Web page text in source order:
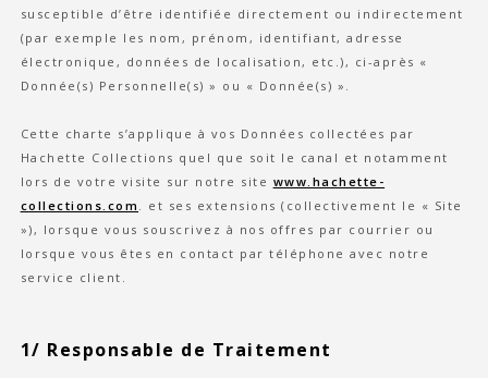
susceptible d’être identifiée directement ou indirectement
(par exemple les nom, prénom, identifiant, adresse
électronique, données de localisation, etc.), ci-après «
Donnée(s) Personnelle(s) » ou « Donnée(s) ».
Cette charte s’applique à vos Données collectées par
Hachette Collections quel que soit le canal et notamment
lors de votre visite sur notre site www.hachette-
collections.com . et ses extensions (collectivement le « Site
»), lorsque vous souscrivez à nos offres par courrier ou
lorsque vous êtes en contact par téléphone avec notre
service client.
1/ Responsable de Traitement